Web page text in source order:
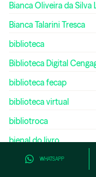
WHATSAPP
Bianca Oliveira da Silva
Bianca Talarini Tresca
biblioteca
Biblioteca Digital
biblioteca fecap
biblioteca virtual
bibliotroca
bienal do livro
bilíngue